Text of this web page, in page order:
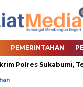
PEMERINTAHAN
Sukabumi,